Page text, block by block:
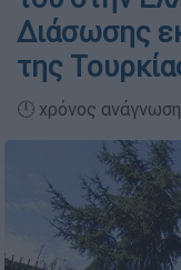
Διάσωσης
της
🕛 χρόνος